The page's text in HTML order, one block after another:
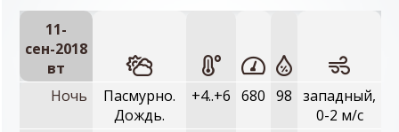
11-
сен-2018
вт
Ночь
Пасмурно.
Дождь.
+4..+6 680 98 западный,
0-2 м/с